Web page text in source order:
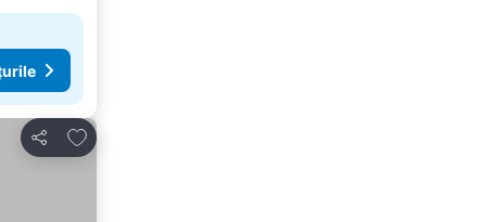
Distribuiți
Adăugaţi la favorite